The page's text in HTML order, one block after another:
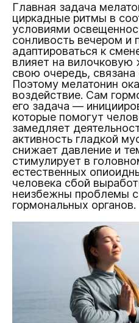
Главная задача
циркадные ритмы в
условиями
сонливость вечером и
адаптироваться к
влияет на вилочковую
свою очередь,
Поэтому мелатонин
воздействие. Сам
его задача —
которые помогут
замедляет
активность гладкой
снижает давление и
стимулирует в
естественных
человека сбой
неизбежны проблемы с
гормональных органов.